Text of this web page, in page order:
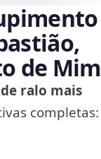
de Mim
ralo mais
completas: